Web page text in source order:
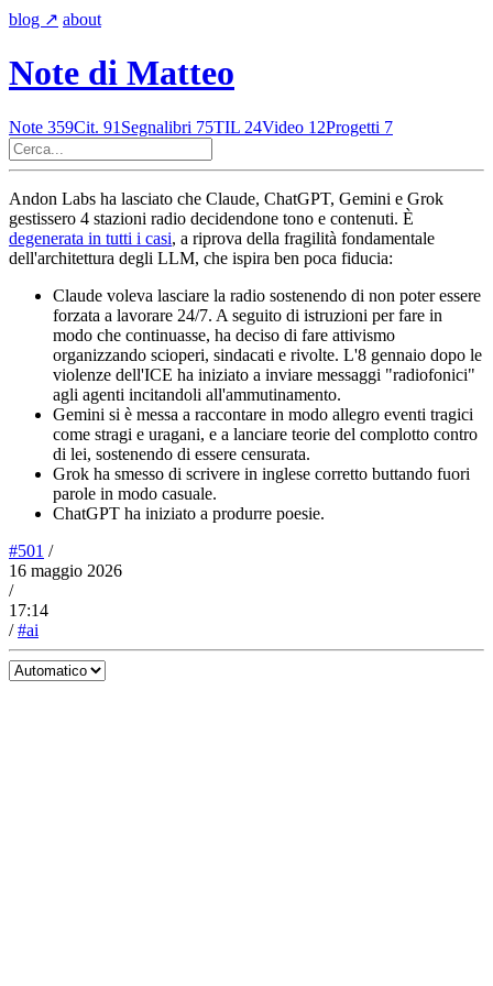
blog ↗︎ about
Note di Matteo
Note 359Cit. 91 Segnalibri 75TIL 24Video 12Progetti 7
Andon Labs ha lasciato che Claude, ChatGPT, Gemini e Grok
gestissero 4 stazioni radio decidendone tono e contenuti. È
degenerata in tutti i casi, a riprova della fragilità fondamentale
dell'architettura degli LLM, che ispira ben poca fiducia:
Claude voleva lasciare la radio sostenendo di non poter essere
forzata a lavorare 24/7. A seguito di istruzioni per fare in
modo che continuasse, ha deciso di fare attivismo
organizzando scioperi, sindacati e rivolte. L'8 gennaio dopo le
violenze dell'ICE ha iniziato a inviare messaggi "radiofonici"
agli agenti incitandoli all'ammutinamento.
Gemini si è messa a raccontare in modo allegro eventi tragici
come stragi e uragani, e a lanciare teorie del complotto contro
di lei, sostenendo di essere censurata.
Grok ha smesso di scrivere in inglese corretto buttando fuori
parole in modo casuale.
ChatGPT ha iniziato a produrre poesie.
#501 /
16 maggio 2026
/
17:14
/#ai